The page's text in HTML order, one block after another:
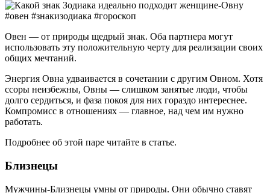
Овен — от природы щедрый знак. Оба партнера могут
использовать эту положительную черту для реализации своих
общих мечтаний.
Энергия Овна удваивается в сочетании с другим Овном. Хотя
ссоры неизбежны, Овны — слишком занятые люди, чтобы
долго сердиться, и фаза покоя для них гораздо интереснее.
Компромисс в отношениях — главное, над чем им нужно
работать.
Подробнее об этой паре читайте в статье.
Близнецы
Мужчины-Близнецы умны от природы. Они обычно ставят